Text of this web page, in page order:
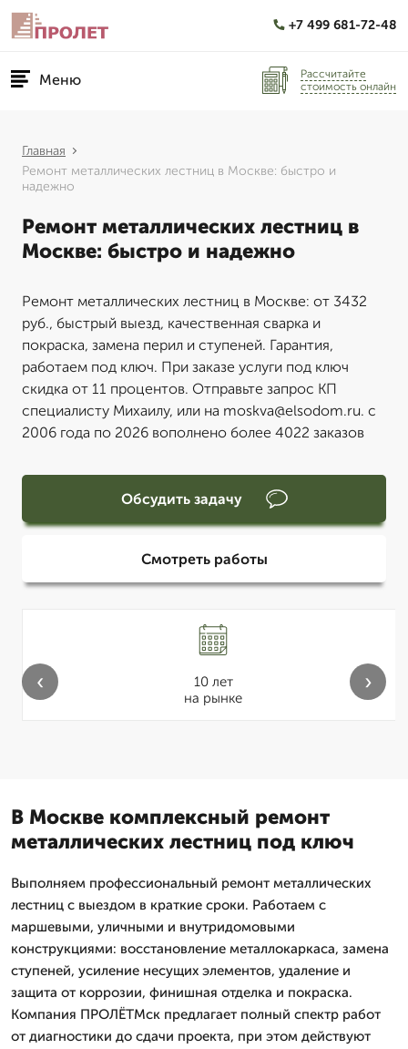
+7 499 681-72-48
Меню
Рассчитайте
стоимость онлайн
Главная
Ремонт металлических лестниц в Москве: быстро и
надежно
Ремонт металлических лестниц в
Москве: быстро и надежно
Ремонт металлических лестниц в Москве: от 3432
руб., быстрый выезд, качественная сварка и
покраска, замена перил и ступеней. Гарантия,
работаем под ключ. При заказе услуги под ключ
скидка от 11 процентов. Отправьте запрос КП
специалисту Михаилу, или на moskva@elsodom.ru. с
2006 года по 2026 вополнено более 4022 заказов
Обсудить задачу
Смотреть работы
10 лет
на рынке
‹ ›
В Москве комплексный ремонт
металлических лестниц под ключ
Выполняем профессиональный ремонт металлических
лестниц с выездом в краткие сроки. Работаем с
маршевыми, уличными и внутридомовыми
конструкциями: восстановление металлокаркаса, замена
ступеней, усиление несущих элементов, удаление и
защита от коррозии, финишная отделка и покраска.
Компания ПРОЛЁТМск предлагает полный спектр работ
от диагностики до сдачи проекта, при этом действуют